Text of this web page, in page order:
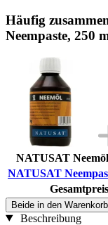
Häufig
Neempaste, 250
NATUSAT
NATUSAT
Beide in den Warenkorb
Beschreibung